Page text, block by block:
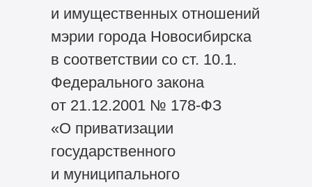
и имущественных отношений
мэрии города Новосибирска
в соответствии со ст. 10.1.
Федерального закона
от 21.12.2001 № 178-ФЗ
«О приватизации
государственного
и муниципального